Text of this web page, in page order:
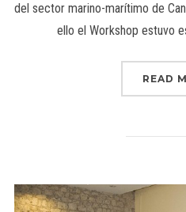
del sector marino-marítimo de
ello el Workshop estuvo
READ